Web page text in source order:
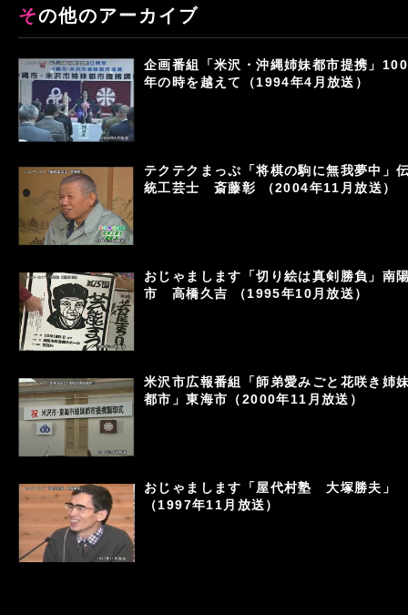
その他のアーカイブ
企画番組「米沢・沖縄姉妹都市提携」100
年の時を越えて（1994年4月放送）
テクテクまっぷ「将棋の駒に無我夢中」
統工芸士 斎藤彰 （2004年11月放送）
おじゃまします「切り絵は真剣勝負」南
市 高橋久吉 （1995年10月放送）
米沢市広報番組「師弟愛みごと花咲き姉
都市」東海市（2000年11月放送）
おじゃまします「屋代村塾 大塚勝夫」
（1997年11月放送）